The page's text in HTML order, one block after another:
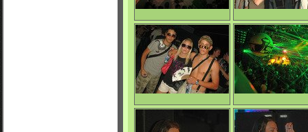
Cave live & Ortin Cam
0/4806
Rank D. & Emka
Laser Show -